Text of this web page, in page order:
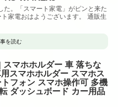
た。「スマート家電」がピンと来た
家電おはようございます。 通販生
を読む
マホホルダー 車 落ちな
スマホホルダー スマホス
フォン スマホ操作可 多機
ダッシュボード カー用品